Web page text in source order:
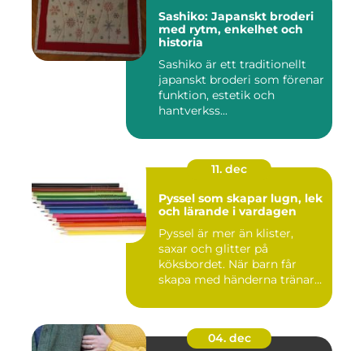
Sashiko: Japanskt broderi
med rytm, enkelhet och
historia
Sashiko är ett traditionellt
japanskt broderi som förenar
funktion, estetik och
hantverkss...
11. dec
Pyssel som skapar lugn, lek
och lärande i vardagen
Pyssel är mer än klister,
saxar och glitter på
köksbordet. När barn får
skapa med händerna tränar
04. dec